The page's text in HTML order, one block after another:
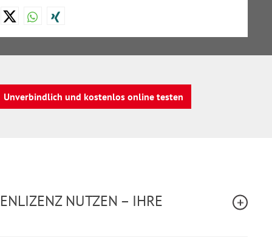
Unverbindlich und kostenlos online testen
NUTZEN – IHRE